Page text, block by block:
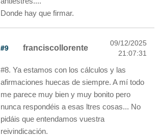
Donde hay que firmar.
#9 franciscollorente
09/12/2025
21:07:31
#8. Ya estamos con los cálculos y las
afirmaciones huecas de siempre. A mí todo
me parece muy bien y muy bonito pero
nunca respondéis a esas ltres cosas... No
pidáis que entendamos vuestra
reivindicación.